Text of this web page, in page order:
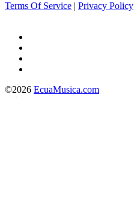
Terms Of Service | Privacy Policy
©2026 EcuaMusica.com